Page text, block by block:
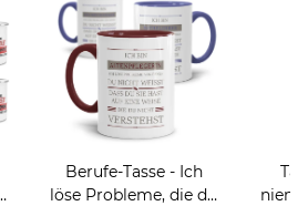
Berufe-Tasse - Ich
löse Probleme, die du